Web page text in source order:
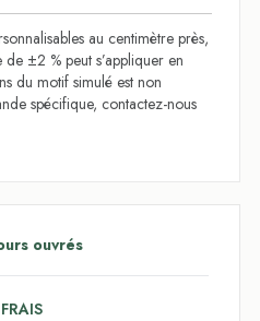
au centimètre près,
±2 % peut s’appliquer en
du motif simulé est non
spécifique, contactez-nous
ouvrés